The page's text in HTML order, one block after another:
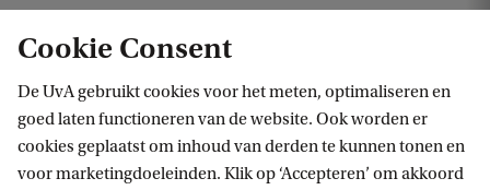
Cookie Consent
De UvA gebruikt cookies voor het meten, optimaliseren en
goed laten functioneren van de website. Ook worden er
cookies geplaatst om inhoud van derden te kunnen tonen en
voor marketingdoeleinden. Klik op ‘Accepteren’ om akkoord